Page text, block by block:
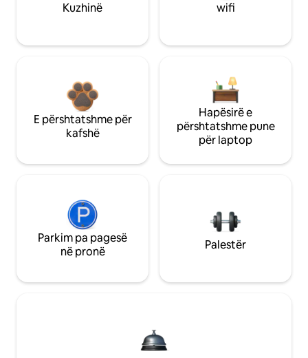
Kuzhinë wifi
E përshtatshme për
kafshë
Hapësirë e
përshtatshme pune
për laptop
Parkim pa pagesë
në pronë
Palestër